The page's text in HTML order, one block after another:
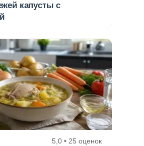
капусты с
5,0 • 25 оценок